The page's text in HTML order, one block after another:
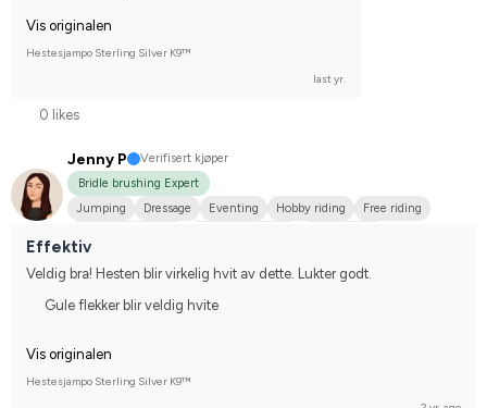
Vis originalen
Hestesjampo Sterling Silver K9™
last yr.
0 likes
Jenny P
Verifisert kjøper
Bridle brushing Expert
Jumping
Dressage Eventing Hobby riding
Free riding
Effektiv
Veldig bra! Hesten blir virkelig hvit av dette. Lukter godt.
Gule flekker blir veldig hvite
Vis originalen
Hestesjampo Sterling Silver K9™